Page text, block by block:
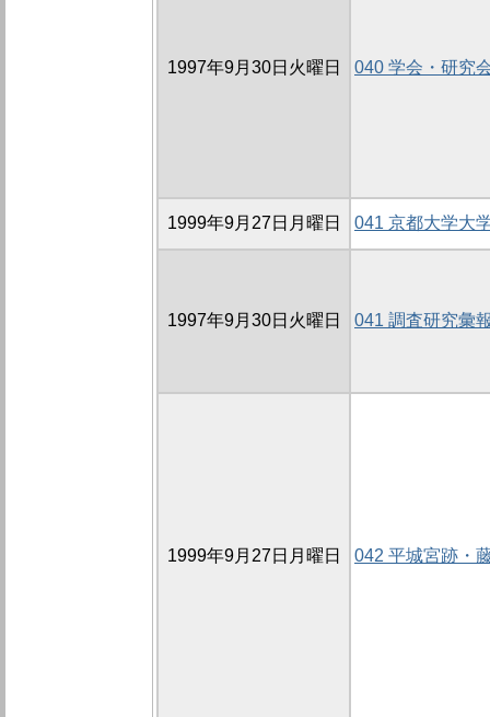
1997年9月30日火曜日 040 学会・研究
1999年9月27日月曜日 041 京都大学大
1997年9月30日火曜日 041 調査研究彙
1999年9月27日月曜日 042 平城宮跡・